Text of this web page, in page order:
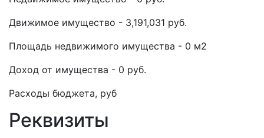
Движимое имущество - 3,191,031 руб.
Площадь недвижимого имущества - 0 м2
Доход от имущества - 0 руб.
Расходы бюджета, руб
Реквизиты